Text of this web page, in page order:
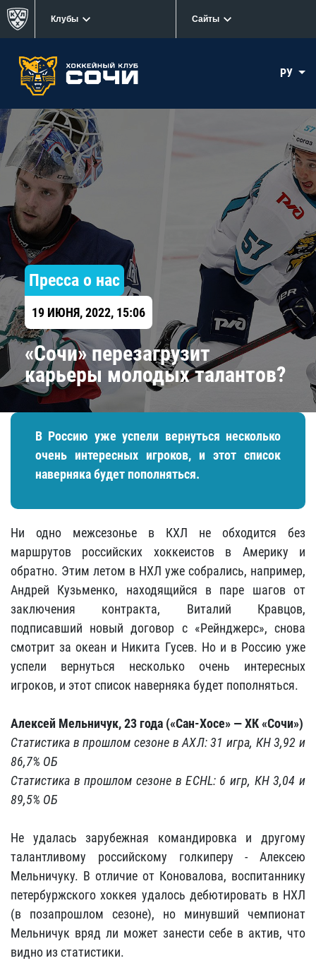
Клубы Сайты
РУ
Пресса о нас
19 ИЮНЯ, 2022, 15:06
«Сочи» перезагрузит
карьеры молодых талантов?
В Россию уже успели вернуться несколько
очень интересных игроков, и этот список
наверняка будет пополняться.
Ни одно межсезонье в КХЛ не обходится без
маршрутов российских хоккеистов в Америку и
обратно. Этим летом в НХЛ уже собрались, например,
Андрей Кузьменко, находящийся в паре шагов от
заключения контракта, Виталий Кравцов,
подписавший новый договор с «Рейнджерс», снова
смотрит за океан и Никита Гусев. Но и в Россию уже
успели вернуться несколько очень интересных
игроков, и этот список наверняка будет пополняться.
Алексей Мельничук, 23 года («Сан-Хосе» — ХК «Сочи»)
Статистика в прошлом сезоне в АХЛ: 31 игра, КН 3,92 и
86,7% ОБ
Статистика в прошлом сезоне в ECHL: 6 игр, КН 3,04 и
89,5% ОБ
Не удалась зарубежная командировка и другому
талантливому российскому голкиперу - Алексею
Мельничуку. В отличие от Коновалова, воспитаннику
петербуржского хоккея удалось дебютировать в НХЛ
(в позапрошлом сезоне), но минувший чемпионат
Мельничук вряд ли может занести себе в актив, что
видно из статистики.